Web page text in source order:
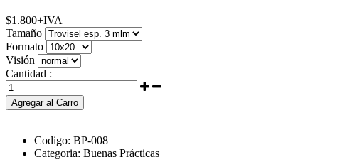
$1.800+IVA
Tamaño
Formato
Visión
Cantidad :
Agregar al Carro
Codigo: BP-008
Categoria: Buenas Prácticas